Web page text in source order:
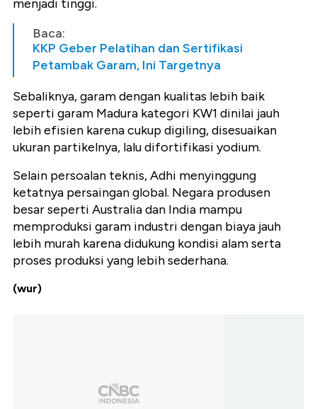
menjadi tinggi.
Baca:
KKP Geber Pelatihan dan Sertifikasi
Petambak Garam, Ini Targetnya
Sebaliknya, garam dengan kualitas lebih baik
seperti garam Madura kategori KW1 dinilai jauh
lebih efisien karena cukup digiling, disesuaikan
ukuran partikelnya, lalu difortifikasi yodium.
Selain persoalan teknis, Adhi menyinggung
ketatnya persaingan global. Negara produsen
besar seperti Australia dan India mampu
memproduksi garam industri dengan biaya jauh
lebih murah karena didukung kondisi alam serta
proses produksi yang lebih sederhana.
(wur)